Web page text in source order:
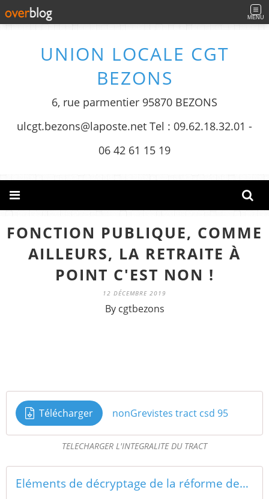
MENU
UNION LOCALE CGT
BEZONS
6, rue parmentier 95870 BEZONS
ulcgt.bezons@laposte.net Tel : 09.62.18.32.01 -
06 42 61 15 19
FONCTION PUBLIQUE, COMME
AILLEURS, LA RETRAITE À
POINT C'EST NON !
12 DÉCEMBRE 2019
By cgtbezons
Télécharger nonGrevistes tract csd 95
TELECHARGER L'INTEGRALITE DU TRACT
Eléments de décryptage de la réforme des retraites suite au discours du 1er ministre, ça donne envi de faire grève le 17 et plus ... - UNION LOCALE CGT BEZONS